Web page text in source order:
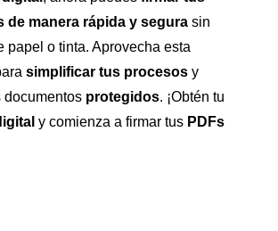
de manera rápida y segurasin
papel o tinta. Aprovecha esta
simplificar tus procesosy
documentos protegidos. ¡Obtén tu
y comienza a firmar tus PDFs